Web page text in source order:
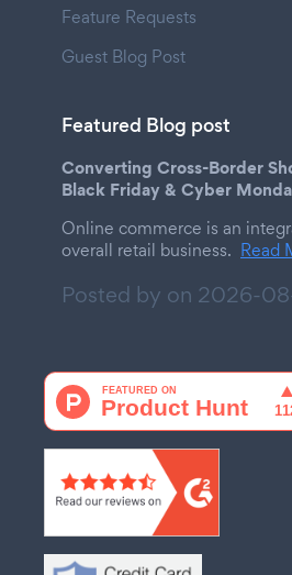
Feature Requests
Guest Blog Post
Featured Blog post
Converting Cross-Border
Black Friday & Cyber
Online commerce is an
overall retail business. Read
Posted by on 2026-